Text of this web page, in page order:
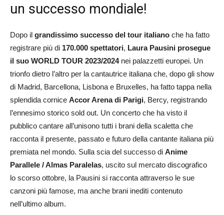
un successo mondiale!
Dopo il grandissimo successo del tour italiano che ha fatto
registrare più di 170.000 spettatori, Laura Pausini prosegue
il suo WORLD TOUR 2023/2024nei palazzetti europei. Un
trionfo dietro l’altro per la cantautrice italiana che, dopo gli show
di Madrid, Barcellona, Lisbona e Bruxelles, ha fatto tappa nella
splendida cornice Accor Arena di Parigi, Bercy, registrando
l’ennesimo storico sold out. Un concerto che ha visto il
pubblico cantare all’unisono tutti i brani della scaletta che
racconta il presente, passato e futuro della cantante italiana più
premiata nel mondo. Sulla scia del successo di Anime
Parallele / Almas Paralelas, uscito sul mercato discografico
lo scorso ottobre, la Pausini si racconta attraverso le sue
canzoni più famose, ma anche brani inediti contenuto
nell’ultimo album.